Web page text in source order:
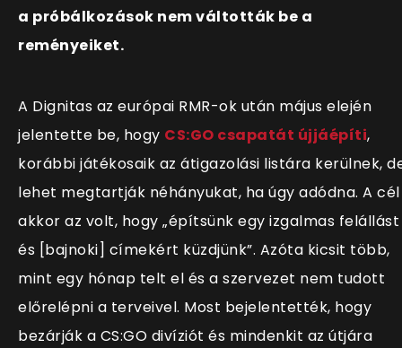
a próbálkozások nem váltották be a
reményeiket.
A Dignitas az európai RMR-ok után május elején
jelentette be, hogy CS:GO csapatát újjáépíti,
korábbi játékosaik az átigazolási listára kerülnek,
lehet megtartják néhányukat, ha úgy adódna. A cél
akkor az volt, hogy „építsünk egy izgalmas felállást
és [bajnoki] címekért küzdjünk”. Azóta kicsit több,
mint egy hónap telt el és a szervezet nem tudott
előrelépni a terveivel. Most bejelentették, hogy
bezárják a CS:GO divíziót és mindenkit az útjára